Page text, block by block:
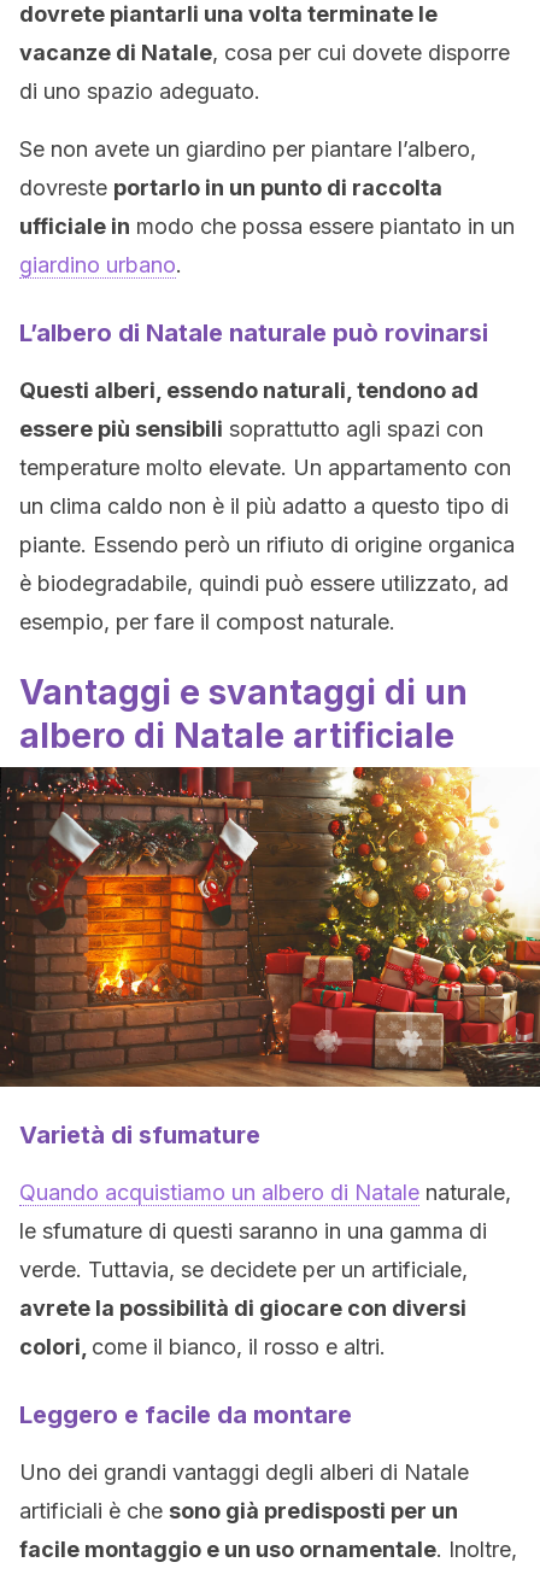
dovrete piantarli una volta terminate le
vacanze di Natale, cosa per cui dovete disporre
di uno spazio adeguato.
Se non avete un giardino per piantare l’albero,
dovreste portarlo in un punto di raccolta
ufficiale in modo che possa essere piantato in un
giardino urbano.
L’albero di Natale naturale può rovinarsi
Questi alberi, essendo naturali, tendono ad
essere più sensibili soprattutto agli spazi con
temperature molto elevate. Un appartamento con
un clima caldo non è il più adatto a questo tipo di
piante. Essendo però un rifiuto di origine organica
è biodegradabile, quindi può essere utilizzato, ad
esempio, per fare il compost naturale.
Vantaggi e svantaggi di un
albero di Natale artificiale
Varietà di sfumature
Quando acquistiamo un albero di Natale naturale,
le sfumature di questi saranno in una gamma di
verde. Tuttavia, se decidete per un artificiale,
avrete la possibilità di giocare con diversi
colori, come il bianco, il rosso e altri.
Leggero e facile da montare
Uno dei grandi vantaggi degli alberi di Natale
artificiali è che sono già predisposti per un
facile montaggio e un uso ornamentale. Inoltre,